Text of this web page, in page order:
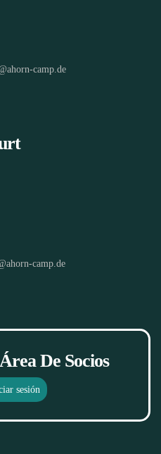
camp.de
camp.de
De Socios
sesión